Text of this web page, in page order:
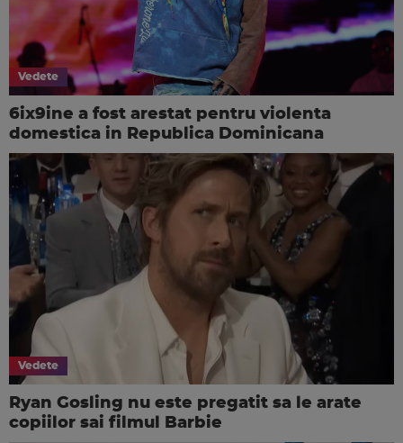
Vedete
6ix9ine a fost arestat pentru violenta
domestica in Republica Dominicana
Vedete
Ryan Gosling nu este pregatit sa le arate
copiilor sai filmul Barbie